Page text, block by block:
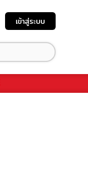
เข้าสู่ระบบ